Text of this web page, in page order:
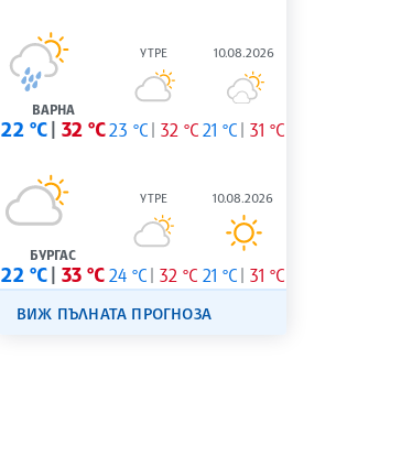
ВАРНА
22 °C 32 °C
УТРЕ
23 °C 32 °C
10.08.2026
21 °C 31 °C
БУРГАС
22 °C 33 °C
УТРЕ
24 °C 32 °C
10.08.2026
21 °C 31 °C
ВИЖ ПЪЛНАТА ПРОГНОЗА